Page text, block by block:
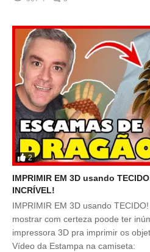
2
IMPRIMIR EM 3D usando
INCRÍVEL!
IMPRIMIR EM 3D usando
mostrar com certeza poode ter
impressora 3D pra imprimir os
Vídeo da Estampa na camiseta: